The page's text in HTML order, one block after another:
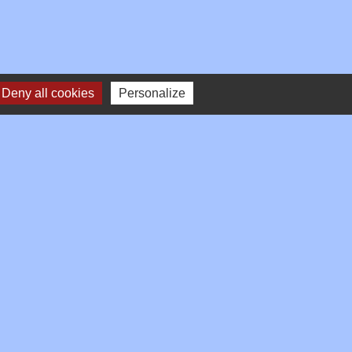
Deny all cookies Personalize